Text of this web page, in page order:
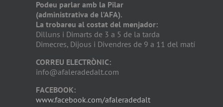
Podeu parlar amb la Pilar
(administrativa de l’AFA).
La trobareu al costat del menjador:
Dilluns i Dimarts de 3 a 5 de la tarda
Dimecres, Dijous i Divendres de 9 a 11 del matí
CORREU ELECTRÒNIC:
info@afaleradedalt.com
FACEBOOK:
www.facebook.com/afaleradedalt